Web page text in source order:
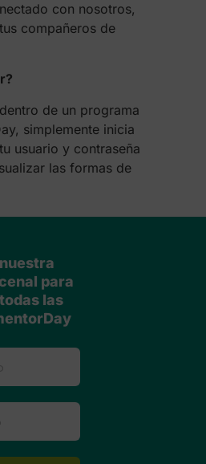
con nosotros,
compañeros de
de un programa
simplemente inicia
usuario y contraseña
las formas de
para
las